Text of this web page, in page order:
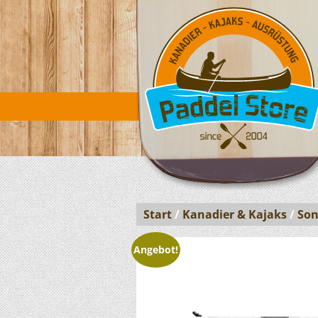
Start/ Kanadier & Kajaks/
Angebot!